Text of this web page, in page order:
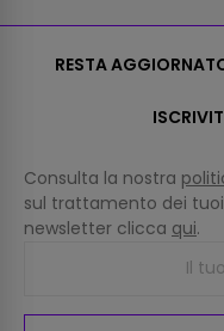
RESTA
Consulta la nostra
sul trattamento dei
newsletter clicca qui.